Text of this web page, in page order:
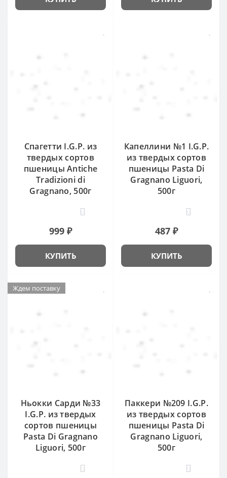
Спагетти I.G.P. из
твердых сортов
пшеницы Antiche
Tradizioni di
Gragnano, 500г
999 ₽
КУПИТЬ
Капеллини №1 I.G.P.
из твердых сортов
пшеницы Pasta Di
Gragnano Liguori,
500г
487 ₽
КУПИТЬ
Ждем поставку
Ньокки Сарди №33
I.G.P. из твердых
сортов пшеницы
Pasta Di Gragnano
Liguori, 500г
Паккери №209 I.G.P.
из твердых сортов
пшеницы Pasta Di
Gragnano Liguori,
500г